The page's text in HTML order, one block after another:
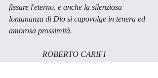
fissare l'eterno, e anche la silenziosa
lontananza di Dio si capovolge in tenera ed
amorosa prossimità.
                 ROBERTO CARIFI